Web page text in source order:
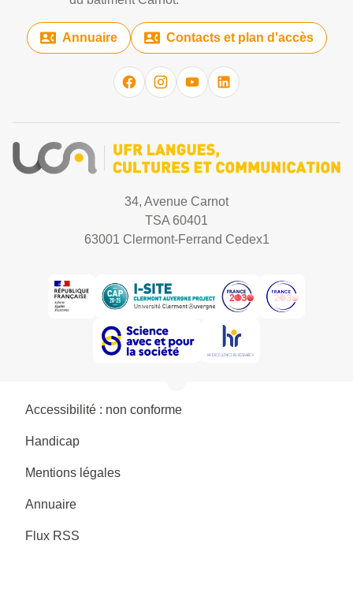
Annuaire Contacts et plan d'accès
34, Avenue Carnot
TSA 60401
63001 Clermont-Ferrand Cedex1
Accessibilité : non conforme
Handicap
Mentions légales
Annuaire
Flux RSS